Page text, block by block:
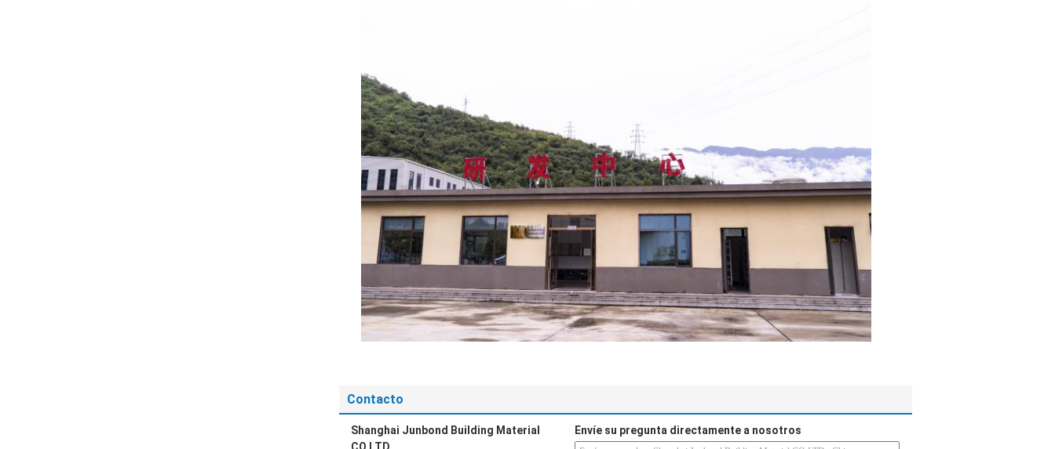
Contacto
Shanghai Junbond Building Material
Envíe su pregunta directamente a nosotros